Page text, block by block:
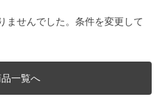
ませんでした。条件を変更して
一覧へ